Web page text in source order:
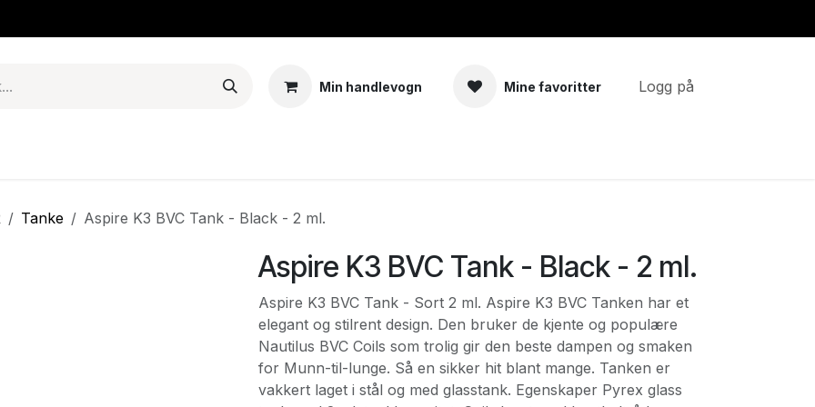
Min handlevogn Mine favoritter Logg på
Tanke Aspire K3 BVC Tank - Black - 2 ml.
Aspire K3 BVC Tank - Black - 2 ml.
Aspire K3 BVC Tank - Sort 2 ml. Aspire K3 BVC Tanken har et
elegant og stilrent design. Den bruker de kjente og populære
Nautilus BVC Coils som trolig gir den beste dampen og smaken
for Munn-til-lunge. Så en sikker hit blant mange. Tanken er
vakkert laget i stål og med glasstank. Egenskaper Pyrex glass